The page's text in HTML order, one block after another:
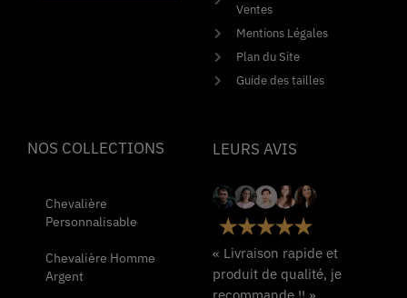
Ventes
Mentions Légales
Plan du Site
Guide des tailles
NOS COLLECTIONS
Chevalière
Personnalisable
Chevalière Homme
Argent
LEURS AVIS
« Livraison rapide et
produit de qualité, je
recommande !! »